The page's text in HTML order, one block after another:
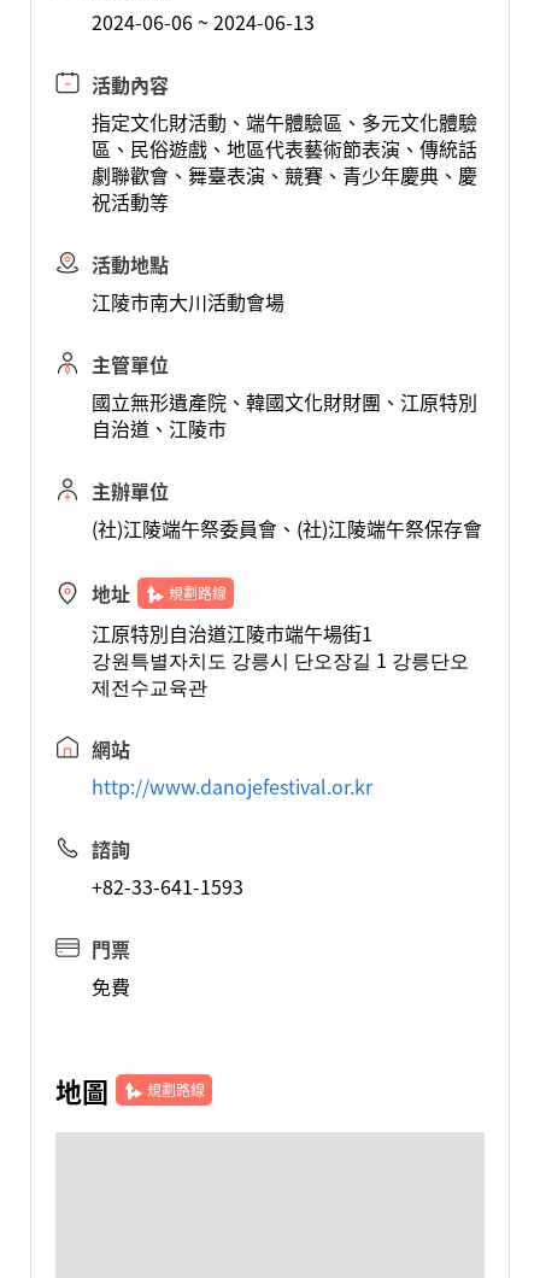
2024-06-06 ~ 2024-06-13
活動內容
指定文化財活動、端午體驗區、多元文化體驗
區、民俗遊戲、地區代表藝術節表演、傳統話
劇聯歡會、舞臺表演、競賽、青少年慶典、慶
祝活動等
活動地點
江陵市南大川活動會場
主管單位
國立無形遺產院、韓國文化財財團、江原特別
自治道、江陵市
主辦單位
(社)江陵端午祭委員會、(社)江陵端午祭保存會
地址 規劃路線
江原特別自治道江陵市端午場街1
강원특별자치도 강릉시 단오장길 1 강릉단오
제전수교육관
網站
http://www.danojefestival.or.kr
諮詢
+82-33-641-1593
門票
免費
地圖 規劃路線